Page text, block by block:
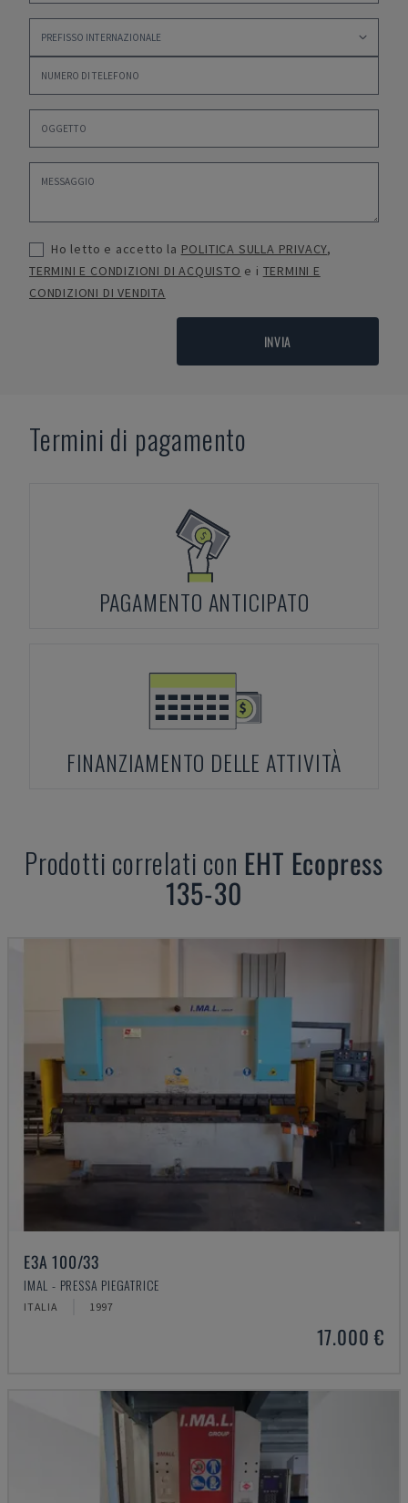
Ho letto e accetto la POLITICA SULLA PRIVACY,
TERMINI E CONDIZIONI DI ACQUISTO e i TERMINI E
CONDIZIONI DI VENDITA
INVIA
Termini di pagamento
PAGAMENTO ANTICIPATO
FINANZIAMENTO DELLE ATTIVITÀ
Prodotti correlati con EHT Ecopress
135-30
E3A 100/33
IMAL - PRESSA PIEGATRICE
ITALIA 1997
17.000 €